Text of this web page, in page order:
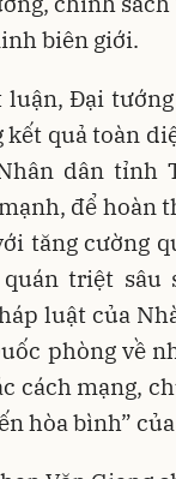
biên giới.
luận,Đại tướng
quả toàn
dân tỉnh
để hoàn
tăng cường
triệt sâu
luật của
phòng về
cách mạng,
hòa bình”